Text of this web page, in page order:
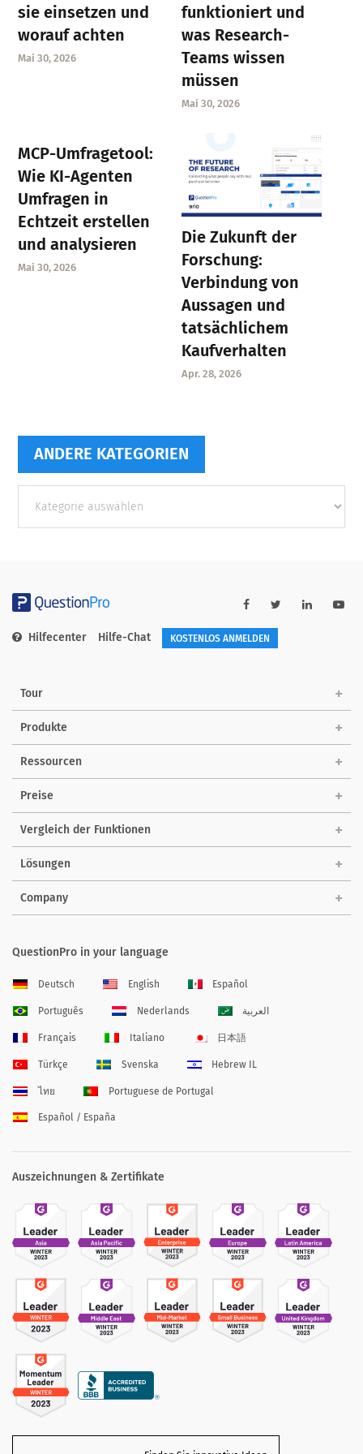
sie einsetzen und
worauf achten
Mai 30, 2026
funktioniert und
was Research-
Teams wissen
müssen
Mai 30, 2026
MCP-Umfragetool:
Wie KI-Agenten
Umfragen in
Echtzeit erstellen
und analysieren
Mai 30, 2026
Die Zukunft der
Forschung:
Verbindung von
Aussagen und
tatsächlichem
Kaufverhalten
Apr. 28, 2026
ANDERE KATEGORIEN
Kategorien
Hilfecenter Hilfe-Chat KOSTENLOS ANMELDEN
Tour
Produkte
Ressourcen
Preise
Vergleich der Funktionen
Lösungen
Company
QuestionPro in your language
Deutsch English Español
Português Nederlands العربية
Français Italiano 日本語
Türkçe Svenska Hebrew IL
ไทย Portuguese de Portugal
Español / España
Auszeichnungen & Zertifikate